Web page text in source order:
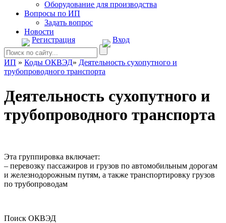
Оборудование для производства
Вопросы по ИП
Задать вопрос
Новости
Регистрация
Вход
ИП » Коды ОКВЭД» Деятельность сухопутного и
трубопроводного транспорта
Деятельность сухопутного и
трубопроводного транспорта
Эта группировка включает:
– перевозку пассажиров и грузов по автомобильным дорогам
и железнодорожным путям, а также транспортировку грузов
по трубопроводам
Поиск ОКВЭД